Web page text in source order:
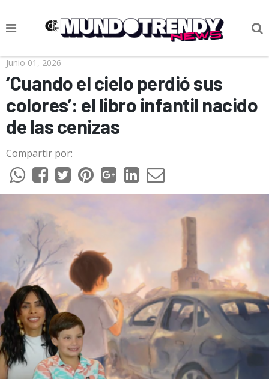
NOTICIAS
CULTURA POP
CIENCIA Y TECNOLOGÍA
VIDA
SOCIEDAD
CULTURIZANDO.COM
Junio 01, 2026
‘Cuando el cielo perdió sus
colores’: el libro infantil nacido
de las cenizas
Compartir por: